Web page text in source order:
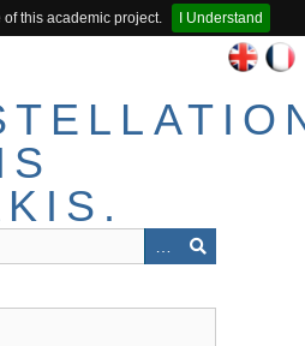
this academic project.
I Understand